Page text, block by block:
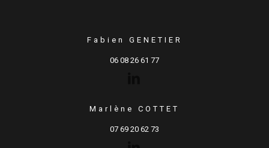
Fabien GENETIER
06 08 26 61 77
Marlène COTTET
07 69 20 62 73